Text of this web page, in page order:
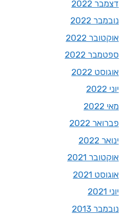
דצמבר 2022
נובמבר 2022
אוקטובר 2022
ספטמבר 2022
אוגוסט 2022
יוני 2022
מאי 2022
פברואר 2022
ינואר 2022
אוקטובר 2021
אוגוסט 2021
יוני 2021
נובמבר 2013